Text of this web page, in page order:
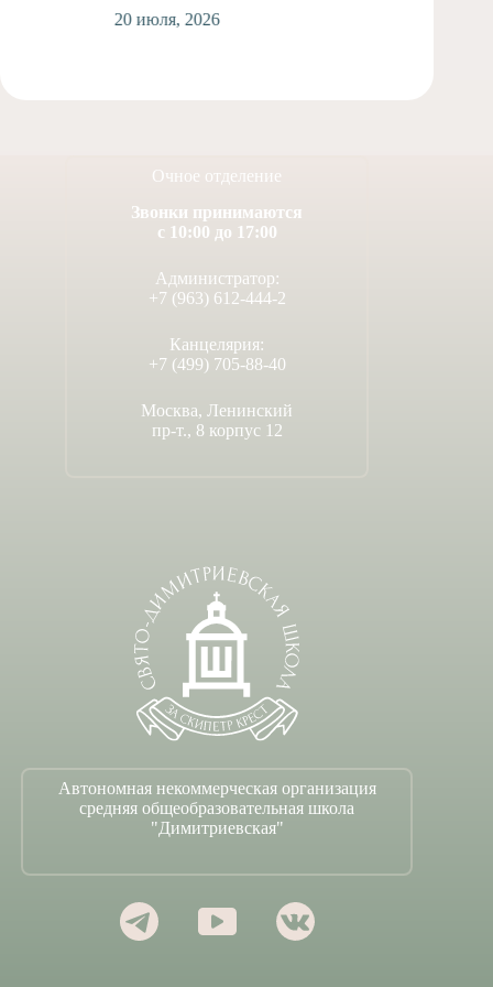
20 июля, 2026
Очное отделение
Звонки принимаются
с 10:00 до 17:00
Администратор:
+7 (963) 612-444-2
Канцелярия:
+7 (499) 705-88-40
Москва, Ленинский
пр-т., 8 корпус 12
Автономная некоммерческая организация
средняя общеобразовательная школа
"Димитриевская"